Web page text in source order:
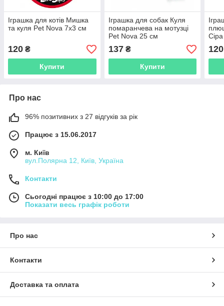
Іграшка для котів Мишка
та куля Pet Nova 7х3 см
120 ₴
Купити
Іграшка для собак Куля
помаранчева на мотузці
Pet Nova 25 см
137₴
Купити
Сіра
120
Про нас
96% позитивних з 27 відгуків за рік
Працює з 15.06.2017
м. Київ
вул.Полярна 12, Київ, Україна
Контакти
Сьогодні працює з 10:00 до 17:00
Показати весь графік роботи
Про нас
Контакти
Доставка та оплата